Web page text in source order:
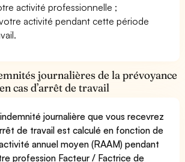
activité professionnelle ;
activité pendant cette période
journalières de la prévoyance
cas d’arrêt de travail
journalière que vous recevrez
de travail est calculé en fonction de
annuel moyen (RAAM) pendant
profession Facteur / Factrice de